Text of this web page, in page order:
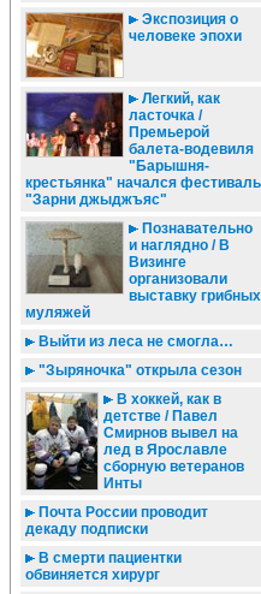
Экспозиция о
человеке эпохи
Легкий, как
ласточка /
Премьерой
балета-водевиля
"Барышня-
крестьянка" начался фестиваль
"Зарни джыджъяс"
Познавательно
и наглядно / В
Визинге
организовали
выставку грибных
муляжей
Выйти из леса не смогла…
"Зыряночка" открыла сезон
В хоккей, как в
детстве / Павел
Смирнов вывел на
лед в Ярославле
сборную ветеранов
Инты
Почта России проводит
декаду подписки
В смерти пациентки
обвиняется хирург